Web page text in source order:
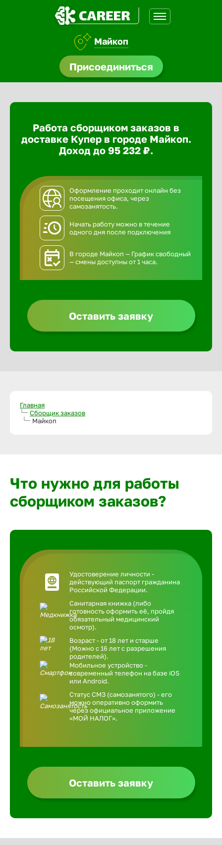
Майкоп
Присоединиться
Работа сборщиком заказов в
доставке Купер в городе Майкоп.
Доход до 95 232 ₽.
Оформление проходит онлайн без
посещения офиса, через
самозанятость.
Начать работу можно в течение
одного дня после подключения
В городе Майкоп — График свободный
— смены доступны от 1 часа.
Оставить заявку
Главная
Сборщик заказов
Майкоп
Что нужно для работы
сборщиком заказов?
Удостоверение личности -
действующий паспорт гражданина
Российской Федерации.
Санитарная книжка (либо
готовность оформить её, пройдя
обязательный медицинский
осмотр).
Возраст - от 18 лет и старше
(Можно с 16 лет с разрешения
родителей).
Мобильное устройство -
современный телефон на базе iOS
или Android.
Статус СМЗ (самозанятого) - его
можно оперативно оформить
через официальное приложение
«МОЙ НАЛОГ».
Оставить заявку